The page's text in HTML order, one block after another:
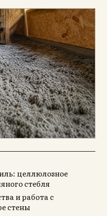
целлюлозное
стебля
и работа с
стены